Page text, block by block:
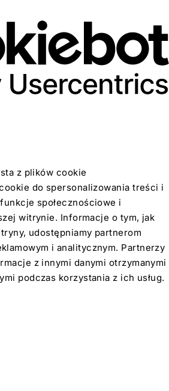
z plików cookie
do spersonalizowania treści i
społecznościowe i
witrynie. Informacje o tym, jak
udostępniamy partnerom
i analitycznym. Partnerzy
z innymi danymi otrzymanymi
podczas korzystania z ich usług.